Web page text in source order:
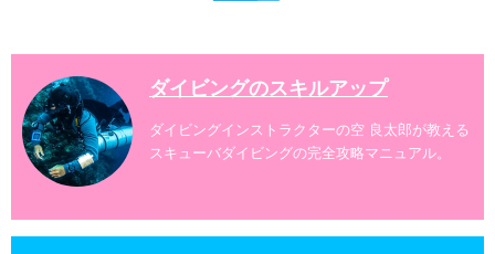
ダイビングのスキルアップ
ダイビングインストラクターの空 良太郎が教える
スキューバダイビングの完全攻略マニュアル。